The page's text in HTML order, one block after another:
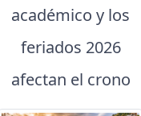
académico y los
feriados 2026
afectan el crono